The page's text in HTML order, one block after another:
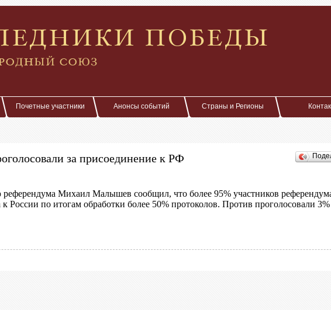
Почетные участники Анонсы событий Страны и Регионы
за присоединение к РФ
Михаил Малышев сообщил, что более 95% участников
России по итогам обработки более 50% протоколов. Против проголосовали 3%